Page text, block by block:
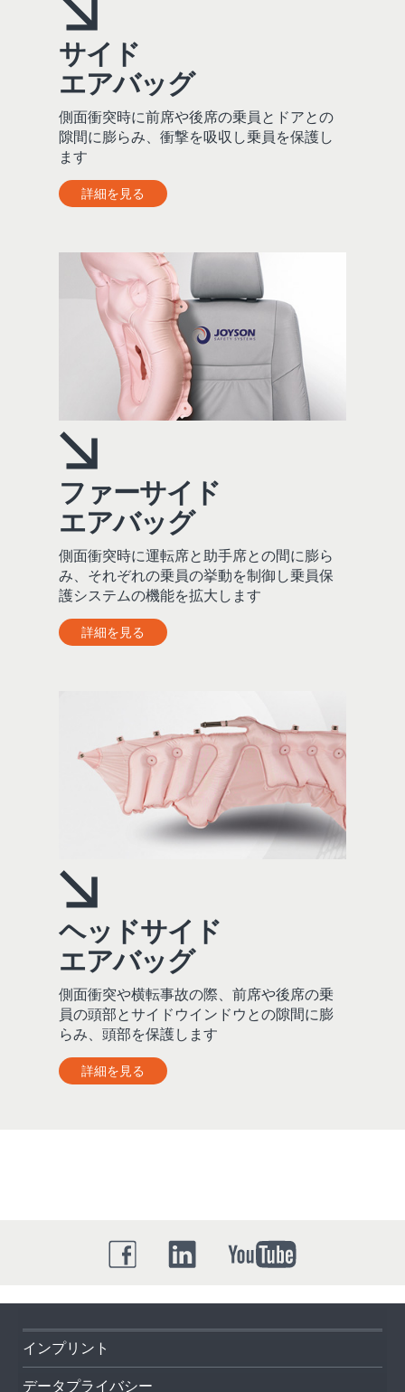
サイド
エアバッグ
側面衝突時に前席や後席の乗員とドアとの
隙間に膨らみ、衝撃を吸収し乗員を保護し
ます
詳細を見る
ファーサイド
エアバッグ
側面衝突時に運転席と助手席との間に膨ら
み、それぞれの乗員の挙動を制御し乗員保
護システムの機能を拡大します
詳細を見る
ヘッドサイド
エアバッグ
側面衝突や横転事故の際、前席や後席の乗
員の頭部とサイドウインドウとの隙間に膨
らみ、頭部を保護します
詳細を見る
インプリント
データプライバシー